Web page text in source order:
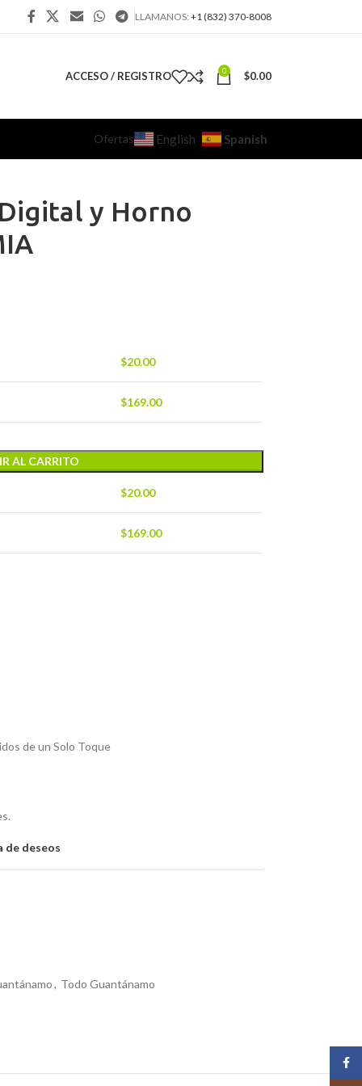
LLAMANOS: +1 (832) 370-8008
ACCESO / REGISTRO 0 $0.00
Ofertas English Spanish
y Horno
$20.00
$169.00
AL CARRITO
$20.00
$169.00
de un Solo Toque
de deseos
, Todo Guantánamo